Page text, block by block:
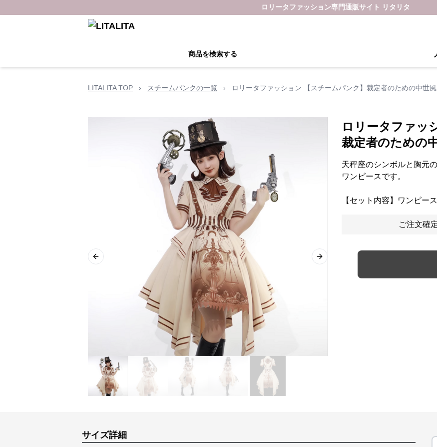
ロリータファッション専門通販サイト リタリタ
商品を検索する
LITALITA TOP › スチームパンクの一覧 › ロリータファッション 【スチームパンク】裁定者のための中世
Previous slide Next slide
ロリータファッ
裁定者のための
天秤座のシンボルと胸元
ワンピースです。
【セット内容】ワンピー
ご注文確
サイズ詳細